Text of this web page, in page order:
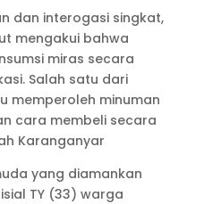
dan interogasi singkat,
mengakui bahwa
miras secara
Salah satu dari
memperoleh minuman
cara membeli secara
Karanganyar
yang diamankan
TY (33) warga